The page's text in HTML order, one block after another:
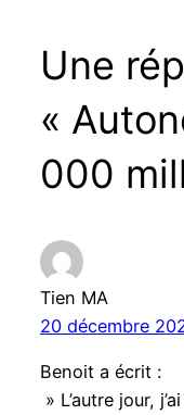
Une
«
000
Tien MA
20 décembre
Benoit a écrit :
» L’autre jour,